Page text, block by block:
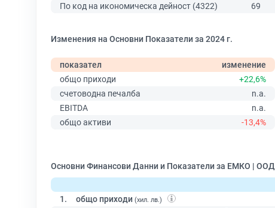
По код на икономическа дейност (4322)
69
Изменения на Основни Показатели за 2024 г.
показател
изменение
общо приходи
+22,6%
счетоводна печалба
n.a.
EBITDA
n.a.
общо активи
-13,4%
Основни Финансови Данни и Показатели за ЕМКО | ООД
1.
общо приходи (хил. лв.)